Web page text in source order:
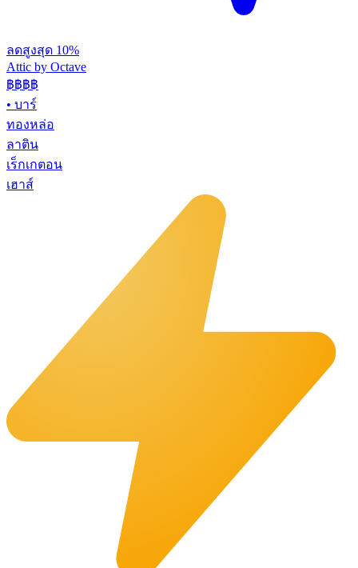
ลดสูงสุด 10%
Attic by Octave
฿฿฿฿
• บาร์
ทองหล่อ
ลาติน
เร็กเกตอน
เฮาส์